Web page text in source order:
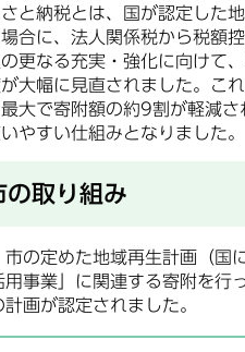
と納税とは、国が認定した
合に、法人関係税から税額
更なる充実・強化に向けて
大幅に見直されました。こ
大で寄附額の約9割が軽減
やすい仕組みとなりました。
の取り組み
の定めた地域再生計画（国
用事業」に関連する寄附を行
画が認定されました。